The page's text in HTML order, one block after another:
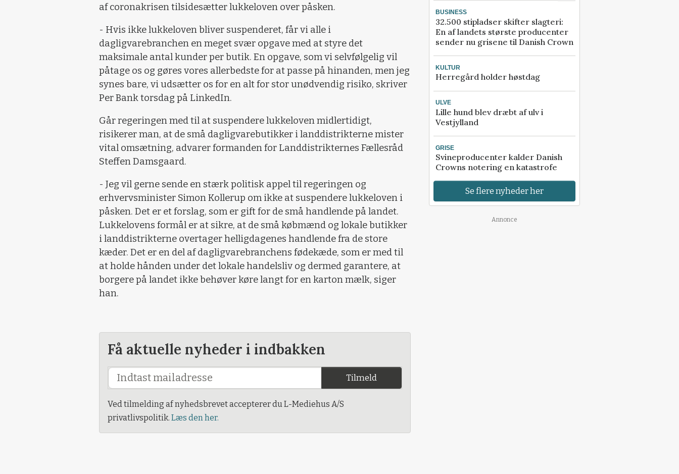
af coronakrisen tilsidesætter lukkeloven over påsken.
- Hvis ikke lukkeloven bliver suspenderet, får vi alle i
dagligvarebranchen en meget svær opgave med at styre det
maksimale antal kunder per butik. En opgave, som vi selvfølgelig vil
påtage os og gøres vores allerbedste for at passe på hinanden, men jeg
synes bare, vi udsætter os for en alt for stor unødvendig risiko, skriver
Per Bank torsdag på LinkedIn.
Går regeringen med til at suspendere lukkeloven midlertidigt,
risikerer man, at de små dagligvarebutikker i landdistrikterne mister
vital omsætning, advarer formanden for Landdistrikternes Fællesråd
Steffen Damsgaard.
- Jeg vil gerne sende en stærk politisk appel til regeringen og
erhvervsminister Simon Kollerup om ikke at suspendere lukkeloven i
påsken. Det er et forslag, som er gift for de små handlende på landet.
Lukkelovens formål er at sikre, at de små købmænd og lokale butikker
i landdistrikterne overtager helligdagenes handlende fra de store
kæder. Det er en del af dagligvarebranchens fødekæde, som er med til
at holde hånden under det lokale handelsliv og dermed garantere, at
borgere på landet ikke behøver køre langt for en karton mælk, siger
han.
Få aktuelle nyheder i indbakken
Tilmeld
Ved tilmelding af nyhedsbrevet accepterer du L-Mediehus A/S
privatlivspolitik. Læs den her.
BUSINESS
32.500 stipladser skifter slagteri:
En af landets største producenter
sender nu grisene til Danish Crown
KULTUR
Herregård holder høstdag
ULVE
Lille hund blev dræbt af ulv i
Vestjylland
GRISE
Svineproducenter kalder Danish
Crowns notering en katastrofe
Se flere nyheder her
Annonce